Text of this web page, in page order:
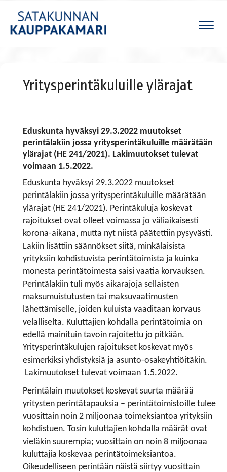
Yritysperintäkuluille ylärajat
Eduskunta hyväksyi 29.3.2022 muutokset
perintälakiin jossa yritysperintäkuluille määrätään
ylärajat (HE 241/2021). Lakimuutokset tulevat
voimaan 1.5.2022.
Eduskunta hyväksyi 29.3.2022 muutokset
perintälakiin jossa yritysperintäkuluille määrätään
ylärajat (HE 241/2021). Perintäkuluja koskevat
rajoitukset ovat olleet voimassa jo väliaikaisesti
korona-aikana, mutta nyt niistä päätettiin pysyvästi.
Lakiin lisättiin säännökset siitä, minkälaisista
yrityksiin kohdistuvista perintätoimista ja kuinka
monesta perintätoimesta saisi vaatia korvauksen.
Perintälakiin tuli myös aikarajoja sellaisten
maksumuistutusten tai maksuvaatimusten
lähettämiselle, joiden kuluista vaaditaan korvaus
velalliselta. Kuluttajien kohdalla perintätoimia on
edellä mainituin tavoin rajoitettu jo pitkään.
Yritysperintäkulujen rajoitukset koskevat myös
esimerkiksi yhdistyksiä ja asunto-osakeyhtiöitäkin.
Lakimuutokset tulevat voimaan 1.5.2022.
Perintälain muutokset koskevat suurta määrää
yritysten perintätapauksia – perintätoimistoille tulee
vuosittain noin 2 miljoonaa toimeksiantoa yrityksiin
kohdistuen. Tosin kuluttajien kohdalla määrät ovat
vieläkin suurempia; vuosittain on noin 8 miljoonaa
kuluttajia koskevaa perintätoimeksiantoa.
Oikeudelliseen perintään näistä siirtyy vuosittain